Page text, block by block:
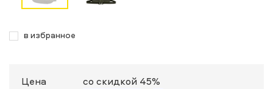
в избранное
Цена со скидкой 45%